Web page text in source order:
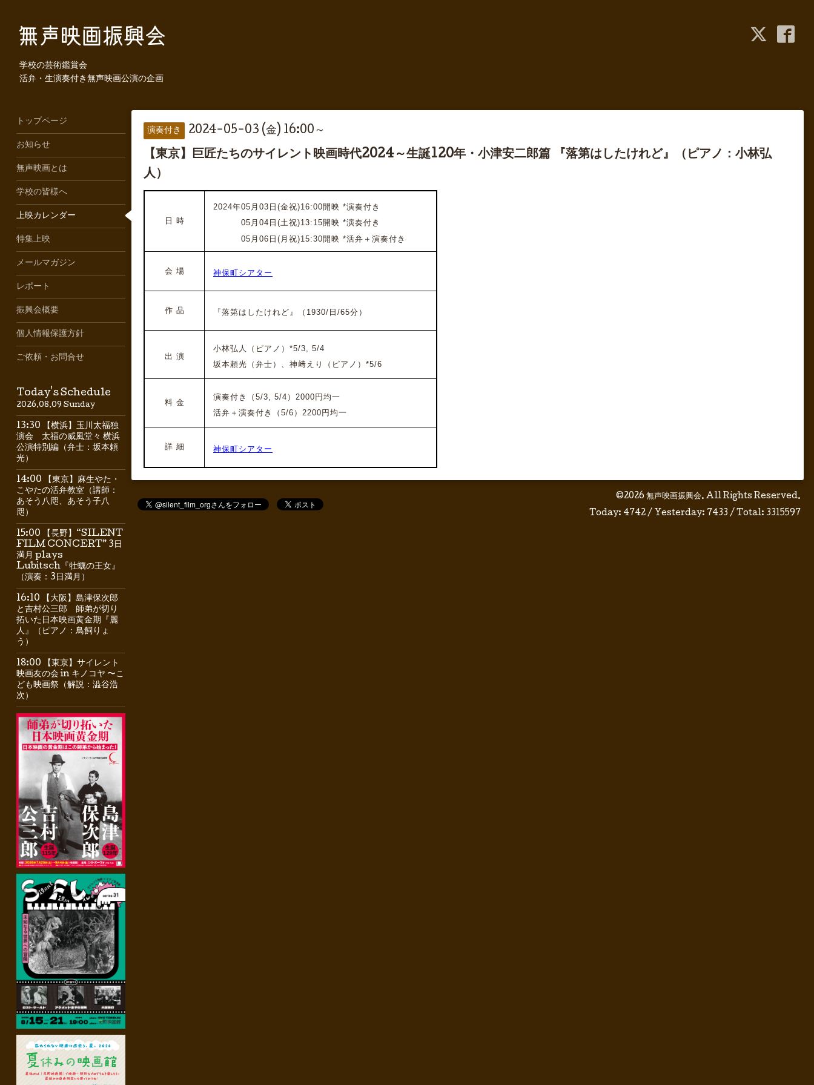
学校の芸術鑑賞会
活弁・生演奏付き無声映画公演の企画
演奏付き 2024-05-03 (金) 16:00～
【東京】巨匠たちのサイレント映画時代2024～生誕120年・小津安二郎篇 『落第はしたけれど』（ピアノ：小林弘
人）
日 時
2024年05月03日(金祝)16:00開映 *演奏付き
05月04日(土祝)13:15開映 *演奏付き
05月06日(月祝)15:30開映 *活弁＋演奏付き
会 場 神保町シアター
作 品 『落第はしたけれど』 （1930/日/65分）
出 演
小林弘人（ピアノ）*5/3, 5/4
坂本頼光（弁士）、神﨑えり（ピアノ）*5/6
料 金
演奏付き（5/3, 5/4）2000円均一
活弁＋演奏付き（5/6）2200円均一
詳 細 神保町シアター
©2026 無声映画振興会. All Rights Reserved.
Today: 4742 / Yesterday: 7433 / Total: 3315597
トップページ
お知らせ
無声映画とは
学校の皆様へ
上映カレンダー
特集上映
メールマガジン
レポート
振興会概要
個人情報保護方針
ご依頼・お問合せ
Today's Schedule
2026.08.09 Sunday
13:30 【横浜】玉川太福独
演会 太福の威風堂々 横浜
公演特別編（弁士：坂本頼
光）
14:00 【東京】麻生やた・
こやたの活弁教室（講師：
あそう八咫、あそう子八
咫）
15:00 【長野】“SILENT
FILM CONCERT” 3日
満月 plays
Lubitsch『牡蠣の王女』
（演奏：3日満月）
16:10 【大阪】島津保次郎
と吉村公三郎 師弟が切り
拓いた日本映画黄金期『麗
人』（ピアノ：鳥飼りょ
う）
18:00 【東京】サイレント
映画友の会 in キノコヤ 〜こ
ども映画祭（解説：澁谷浩
次）